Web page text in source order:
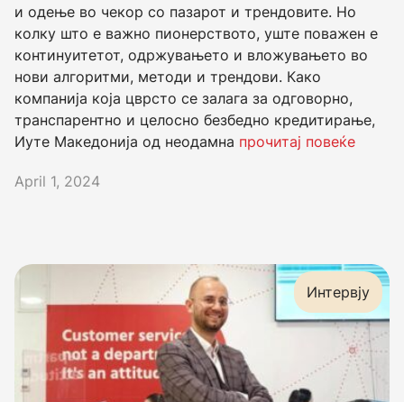
и одење во чекор со пазарот и трендовите. Но
колку што е важно пионерството, уште поважен е
континуитетот, одржувањето и вложувањето во
нови алгоритми, методи и трендови. Како
компанија која цврсто се залага за одговорно,
транспарентно и целосно безбедно кредитирање,
Иуте Македонија од неодамна прочитај повеќе
April 1, 2024
Интервју